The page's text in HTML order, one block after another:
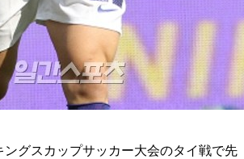
ングスカップサッカー大会のタイ戦で先